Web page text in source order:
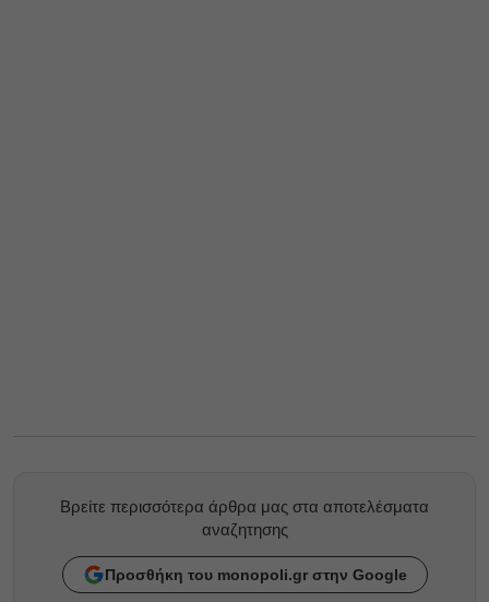
Βρείτε περισσότερα άρθρα μας στα αποτελέσματα
αναζητησης
Προσθήκη του monopoli.gr στην Google